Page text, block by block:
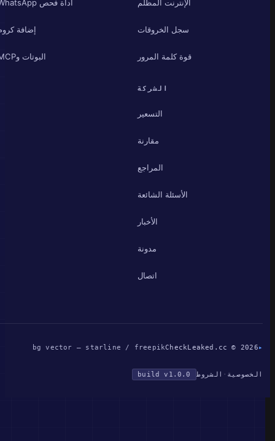
الإنترنت المظلم
سجل الخروقات
قوة كلمة المرور
أداة فحص WhatsApp
إضافة كروم
البوتات وMCP
الشركة
التسعير
مقارنة
المراجع
الأسئلة الشائعة
الأخبار
مدونة
اتصال
CheckLeaked.cc © 2026
bg vector — starline / freepik
الخصوصية·الشروط build v1.0.0